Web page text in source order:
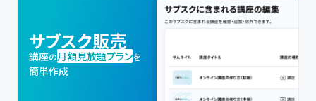
サブスク販売
講座の月額見放題プランを
簡単作成